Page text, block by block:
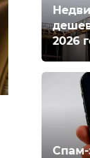
2026
Спам-